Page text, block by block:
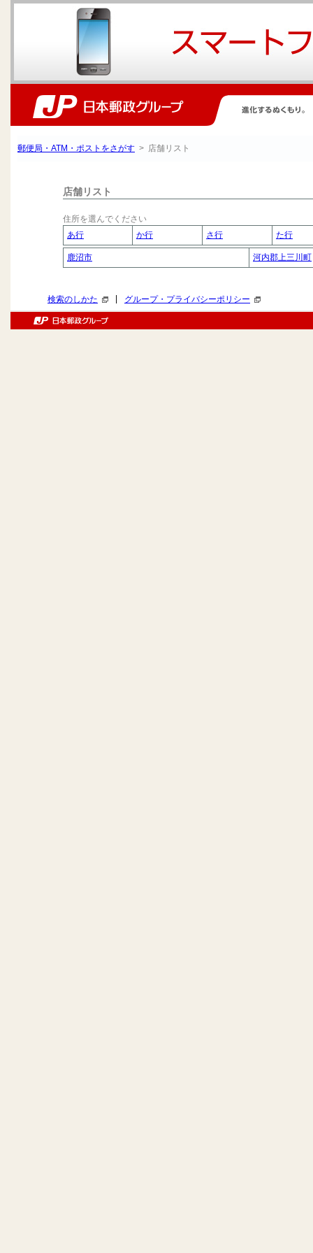
郵便局・ATM・ポストをさがす > 店舗リスト
店舗リスト
住所を選んでください
あ行
か行 さ行 た行
鹿沼市 河内郡上三川町
検索のしかた グループ・プライバシーポリシー